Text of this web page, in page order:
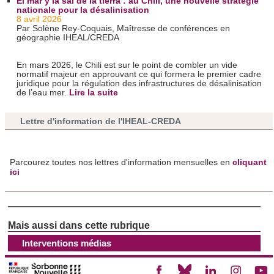
consentement à tout moment à partir de la déclaration sur
les cookies.
et les annonces, d'offrir des fonctionnalités relatives aux
médias sociaux et d'analyser notre trafic. Nous
partageons également des informations sur l'utilisation de
publicité et d'analyse, qui peuvent combiner celles-ci avec
Interventions médias
nationale pour la désalinisation
8 avril 2026
Par Solène Rey-Coquais, Maîtresse de conférences en
géographie IHEAL/CREDA
En mars 2026, le Chili est sur le point de combler un vide
normatif majeur en approuvant ce qui formera le premier cadre
juridique pour la régulation des infrastructures de désalinisation
de l’eau mer. Lire la suite
Lettre d'information de l'IHEAL-CREDA
Parcourez toutes nos lettres d'information mensuelles en cliquant
ici